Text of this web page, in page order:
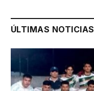
ÚLTIMAS NOTICIAS